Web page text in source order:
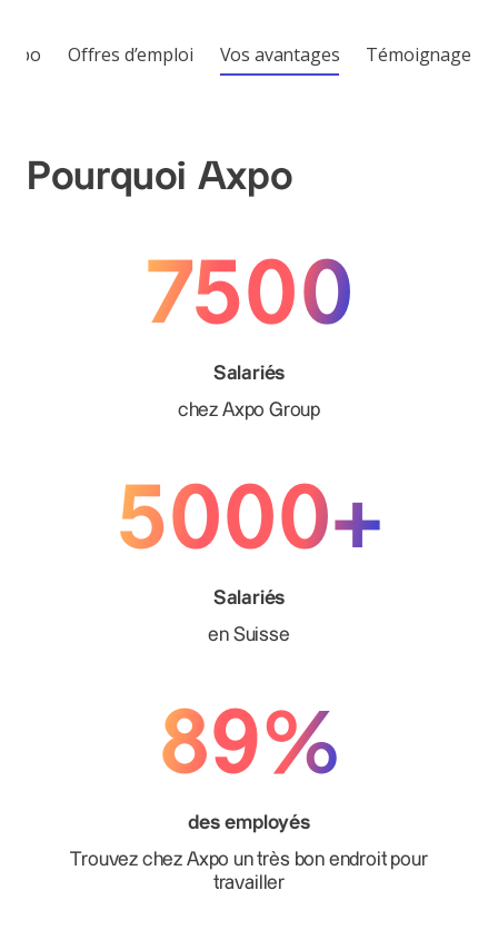
Offres d’emploi Vos avantages Témoignages
Pourquoi Axpo
7500
Salariés
chez Axpo Group
5000+
Salariés
en Suisse
89%
des employés
Trouvez chez Axpo un très bon endroit pour
travailler